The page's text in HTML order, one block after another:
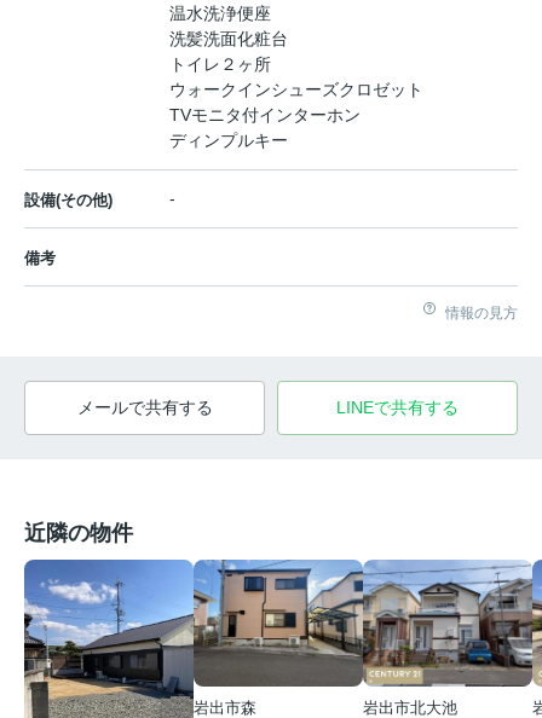
温水洗浄便座
洗髪洗面化粧台
トイレ２ヶ所
ウォークインシューズクロゼット
TVモニタ付インターホン
ディンプルキー
設備(その他) -
備考
情報の見方
メールで共有する LINEで共有する
近隣の物件
岩出市森
岩出市北大池